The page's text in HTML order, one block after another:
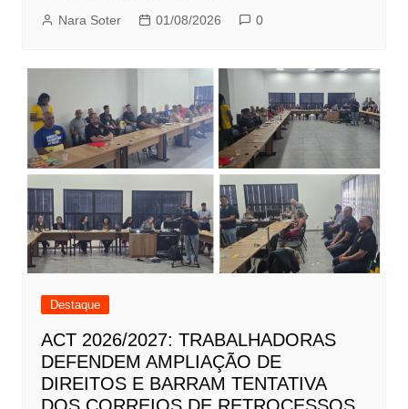
Nara Soter 01/08/2026 0
Destaque
ACT 2026/2027: TRABALHADORAS
DEFENDEM AMPLIAÇÃO DE
DIREITOS E BARRAM TENTATIVA